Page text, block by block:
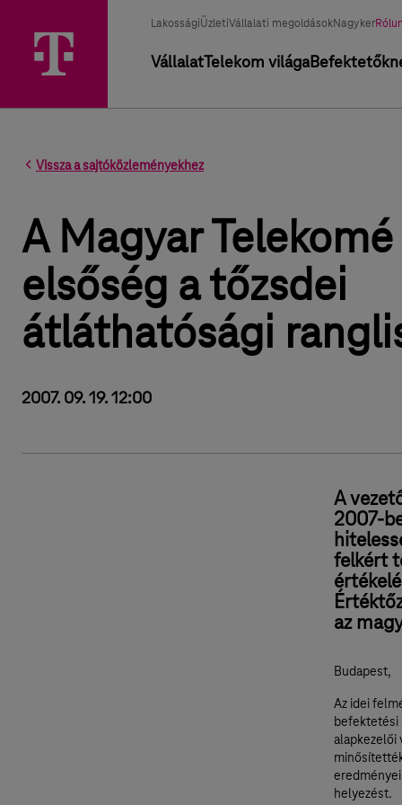
LakosságiÜzletiVállalati megoldásokNagyker
VállalatTelekom világa
Vissza a sajtóközleményekhez
A Magyar Telekomé
elsőség a tőzsdei
átláthatósági
2007. 09. 19. 12:00
A
2007-
felkért
az
Budapest,
Az idei
befektetési
alapkezelői
eredményei
helyezést.